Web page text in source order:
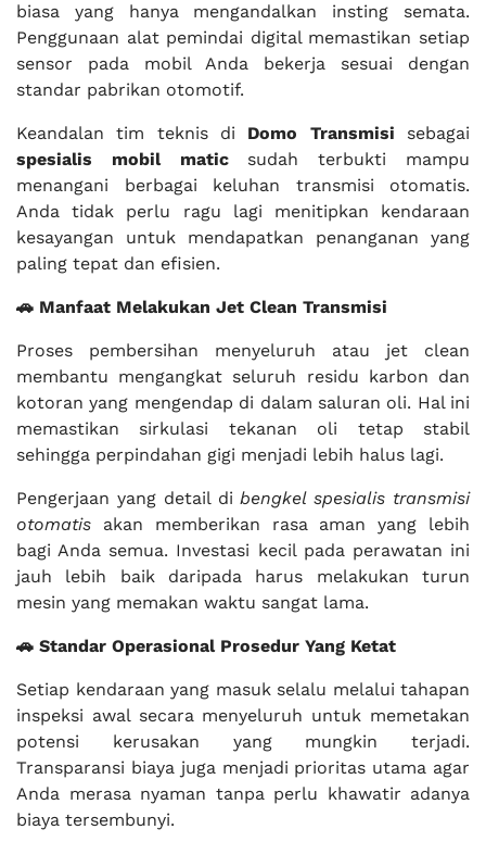
biasa yang hanya mengandalkan insting semata.
Penggunaan alat pemindai digital memastikan setiap
sensor pada mobil Anda bekerja sesuai dengan
standar pabrikan otomotif.
Keandalan tim teknis di Domo Transmisi sebagai
spesialis mobil maticsudah terbukti mampu
menangani berbagai keluhan transmisi otomatis.
Anda tidak perlu ragu lagi menitipkan kendaraan
kesayangan untuk mendapatkan penanganan yang
paling tepat dan efisien.
🚗 Manfaat Melakukan Jet Clean Transmisi
Proses pembersihan menyeluruh atau jet clean
membantu mengangkat seluruh residu karbon dan
kotoran yang mengendap di dalam saluran oli. Hal ini
memastikan sirkulasi tekanan oli tetap stabil
sehingga perpindahan gigi menjadi lebih halus lagi.
Pengerjaan yang detail dibengkel spesialis transmisi
otomatis akan memberikan rasa aman yang lebih
bagi Anda semua. Investasi kecil pada perawatan ini
jauh lebih baik daripada harus melakukan turun
mesin yang memakan waktu sangat lama.
🚗 Standar Operasional Prosedur Yang Ketat
Setiap kendaraan yang masuk selalu melalui tahapan
inspeksi awal secara menyeluruh untuk memetakan
potensi kerusakan yang mungkin terjadi.
Transparansi biaya juga menjadi prioritas utama agar
Anda merasa nyaman tanpa perlu khawatir adanya
biaya tersembunyi.